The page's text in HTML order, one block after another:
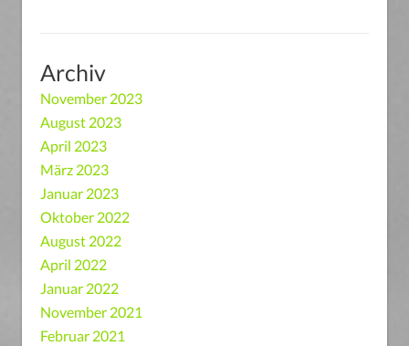
Archiv
November 2023
August 2023
April 2023
März 2023
Januar 2023
Oktober 2022
August 2022
April 2022
Januar 2022
November 2021
Februar 2021